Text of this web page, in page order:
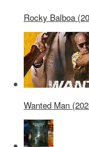
Rocky Balboa
Wanted Man